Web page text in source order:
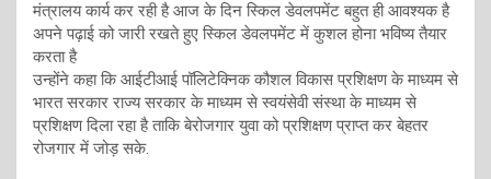
मंत्रालय कार्य कर रही है आज के दिन स्किल डेवलपमेंट बहुत ही आवश्यक है
अपने पढ़ाई को जारी रखते हुए स्किल डेवलपमेंट में कुशल होना भविष्य तैयार
करता है
उन्होंने कहा कि आईटीआई पॉलिटेक्निक कौशल विकास प्रशिक्षण के माध्यम से
भारत सरकार राज्य सरकार के माध्यम से स्वयंसेवी संस्था के माध्यम से
प्रशिक्षण दिला रहा है ताकि बेरोजगार युवा को प्रशिक्षण प्राप्त कर बेहतर
रोजगार में जोड़ सके.